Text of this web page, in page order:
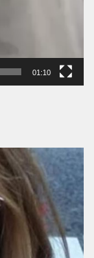
01:10